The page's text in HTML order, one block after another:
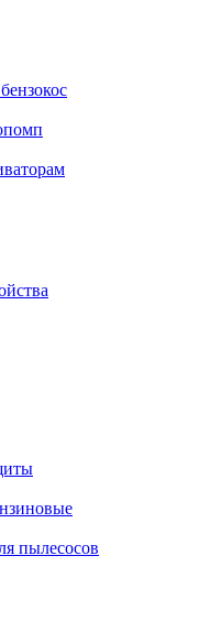
пылесосов